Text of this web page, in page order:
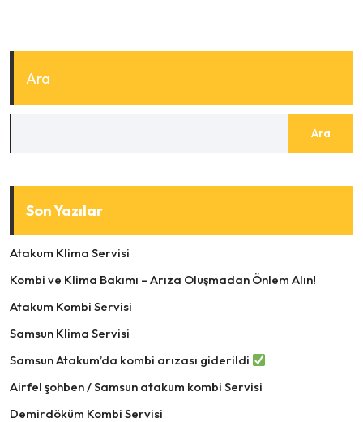
Ara
Ara
Son Yazılar
Atakum Klima Servisi
Kombi ve Klima Bakımı – Arıza Oluşmadan Önlem Alın!
Atakum Kombi Servisi
Samsun Klima Servisi
Samsun Atakum’da kombi arızası giderildi
Airfel şohben / Samsun atakum kombi Servisi
Demirdöküm Kombi Servisi